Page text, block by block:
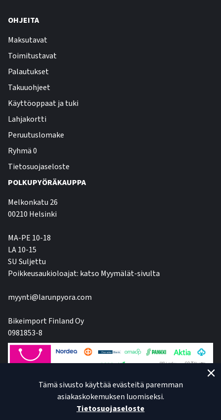
OHJEITA
Maksutavat
Toimitustavat
Palautukset
Takuuohjeet
Käyttöoppaat ja tuki
Lahjakortti
Peruutuslomake
Ryhmä 0
Tietosuojaseloste
POLKUPYÖRÄKAUPPA
Melkonkatu 26
00210 Helsinki
MA-PE 10-18
LA 10-15
SU Suljettu
Poikkeusaukioloajat: katso Myymälät-sivulta
myynti@larunpyora.com
Bikeimport Finland Oy
0981853-8
Tämä sivusto käyttää evästeitä paremman
asiakaskokemuksen luomiseksi.
Tietosuojaseloste